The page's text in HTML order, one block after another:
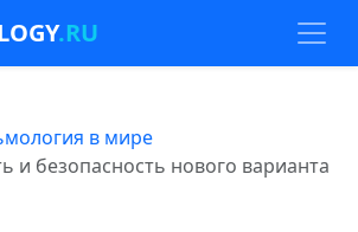
.RU
в мире
и безопасность нового варианта